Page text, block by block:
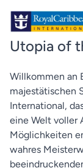
Utopia of
Willkommen an
majestätischen
International,
eine Welt voller
Möglichkeiten
wahres